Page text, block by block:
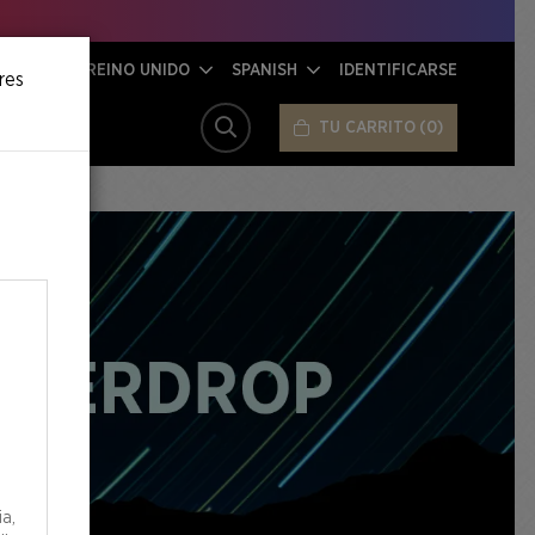
REINO UNIDO SPANISH IDENTIFICARSE
BUSCAR TU CARRITO 0